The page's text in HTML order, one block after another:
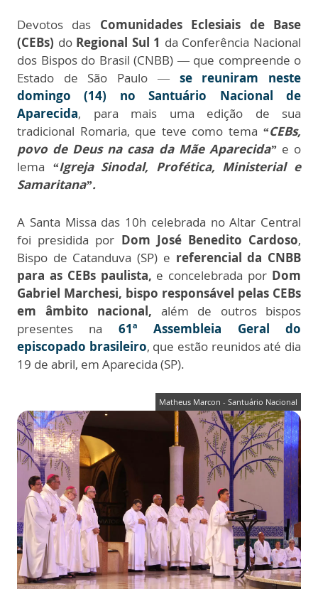
Devotos das Comunidades Eclesiais de Base
(CEBs) do Regional Sul 1 da Conferência Nacional
dos Bispos do Brasil (CNBB) — que compreende o
Estado de São Paulo — se reuniram neste
domingo (14) no Santuário Nacional de
Aparecida, para mais uma edição de sua
tradicional Romaria, que teve como tema “CEBs,
povo de Deus na casa da Mãe Aparecida”e o
lema “Igreja Sinodal, Profética, Ministerial e
Samaritana”.
A Santa Missa das 10h celebrada no Altar Central
foi presidida por Dom José Benedito Cardoso,
Bispo de Catanduva (SP) e referencial da CNBB
para as CEBs paulista, e concelebrada por Dom
Gabriel Marchesi, bispo responsável pelas CEBs
em âmbito nacional, além de outros bispos
presentes na 61ª Assembleia Geral do
episcopado brasileiro, que estão reunidos até dia
19 de abril, em Aparecida (SP).
Matheus Marcon - Santuário Nacional